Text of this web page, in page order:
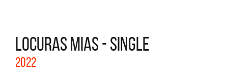
LOCURAS MIAS - SINGLE
2022